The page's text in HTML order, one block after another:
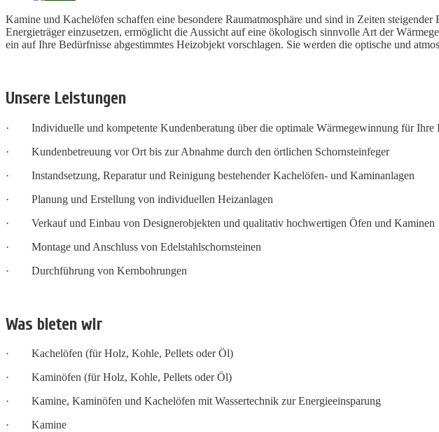
Kamine und Kachelöfen schaffen eine besondere Raumatmosphäre und sind in Zeiten
Energieträger einzusetzen, ermöglicht die Aussicht auf eine ökologisch sinnvolle Art der
ein auf Ihre Bedürfnisse abgestimmtes Heizobjekt vorschlagen. Sie werden die optische und
Unsere Leistungen
· Individuelle und kompetente Kundenberatung über die optimale Wärmegewinnung für Ihre
· Kundenbetreuung vor Ort bis zur Abnahme durch den örtlichen Schornsteinfeger
· Instandsetzung, Reparatur und Reinigung bestehender Kachelöfen- und Kaminanlagen
· Planung und Erstellung von individuellen Heizanlagen
· Verkauf und Einbau von Designerobjekten und qualitativ hochwertigen Öfen und Kaminen
· Montage und Anschluss von Edelstahlschornsteinen
· Durchführung von Kernbohrungen
Was bieten wir
· Kachelöfen (für Holz, Kohle, Pellets oder Öl)
· Kaminöfen (für Holz, Kohle, Pellets oder Öl)
· Kamine, Kaminöfen und Kachelöfen mit Wassertechnik zur Energieeinsparung
· Kamine